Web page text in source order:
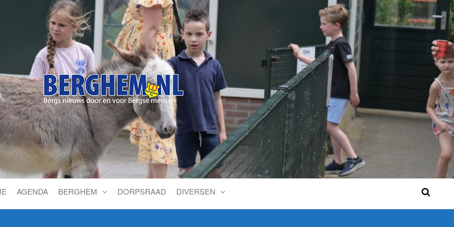
Bérgs nieuws door en voor Bérgse mensen
AGENDA BERGHEM DORPSRAAD DIVERSEN